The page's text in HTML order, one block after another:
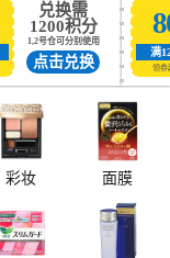
兑换需
1200积分
1,2号仓可分别使用
点击兑换
满
领券
彩妆 面膜